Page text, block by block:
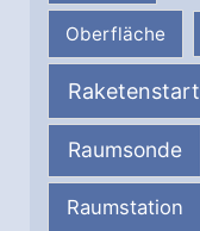
Oberfläche
Raketenstart
Raumsonde
Raumstation